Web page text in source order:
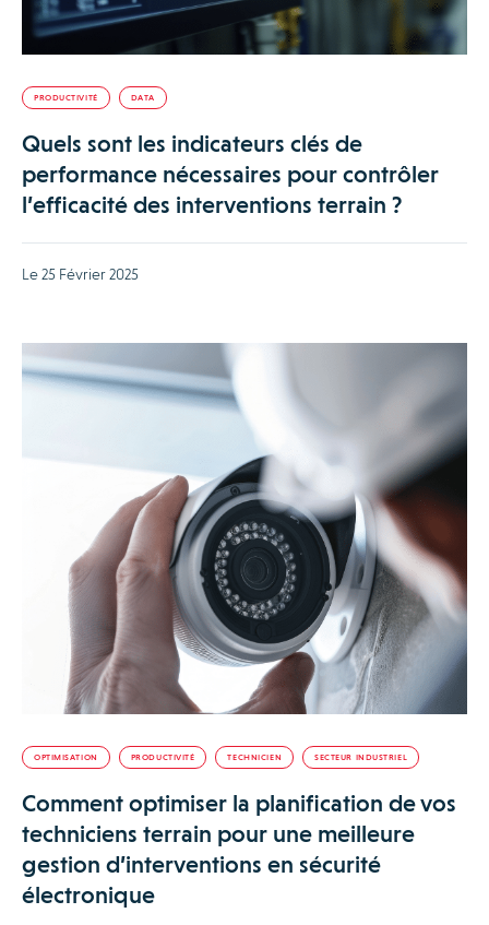
PRODUCTIVITÉ DATA
Quels sont les indicateurs clés de
performance nécessaires pour contrôler
l’efficacité des interventions terrain ?
Le 25 Février 2025
OPTIMISATION PRODUCTIVITÉ TECHNICIEN SECTEUR INDUSTRIEL
Comment optimiser la planification de vos
techniciens terrain pour une meilleure
gestion d’interventions en sécurité
électronique